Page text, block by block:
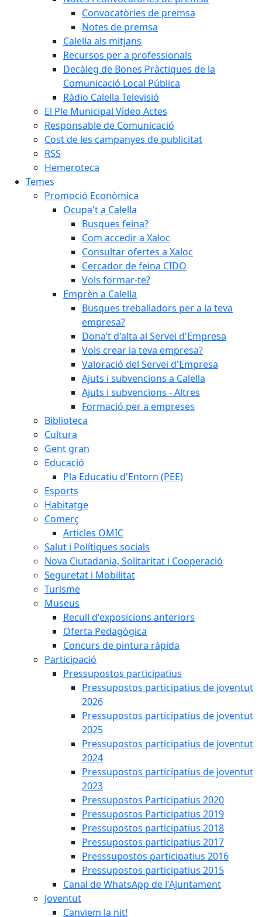
Convocatòries de premsa
Notes de premsa
Calella als mitjans
Recursos per a professionals
Decàleg de Bones Pràctiques de la
Comunicació Local Pública
Ràdio Calella Televisió
El Ple Municipal Vídeo Actes
Responsable de Comunicació
Cost de les campanyes de publicitat
RSS
Hemeroteca
Temes
Promoció Econòmica
Ocupa't a Calella
Busques feina?
Com accedir a Xaloc
Consultar ofertes a Xaloc
Cercador de feina CIDO
Vols formar-te?
Emprèn a Calella
Busques treballadors per a la teva
empresa?
Dona’t d'alta al Servei d'Empresa
Vols crear la teva empresa?
Valoració del Servei d'Empresa
Ajuts i subvencions a Calella
Ajuts i subvencions - Altres
Formació per a empreses
Biblioteca
Cultura
Gent gran
Educació
Pla Educatiu d'Entorn (PEE)
Esports
Habitatge
Comerç
Articles OMIC
Salut i Polítiques socials
Nova Ciutadania, Solitaritat i Cooperació
Seguretat i Mobilitat
Turisme
Museus
Recull d'exposicions anteriors
Oferta Pedagògica
Concurs de pintura ràpida
Participació
Pressupostos participatius
Pressupostos participatius de joventut
2026
Pressupostos participatius de joventut
2025
Pressupostos participatius de joventut
2024
Pressupostos participatius de joventut
2023
Pressupostos Participatius 2020
Pressupostos Participatius 2019
Pressupostos participatius 2018
Pressupostos participatius 2017
Presssupostos participatius 2016
Pressupostos participatius 2015
Canal de WhatsApp de l'Ajuntament
Joventut
Canviem la nit!